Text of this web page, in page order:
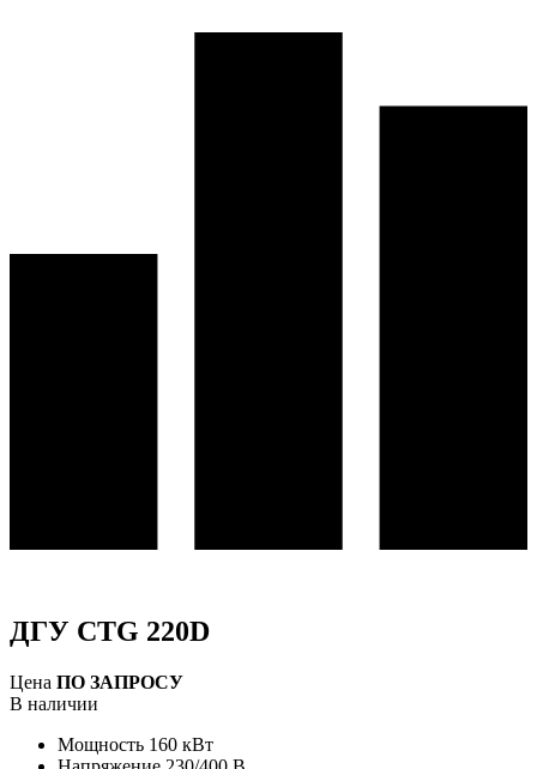
ДГУ CTG 220D
Цена ПО ЗАПРОСУ
В наличии
Мощность 160 кВт